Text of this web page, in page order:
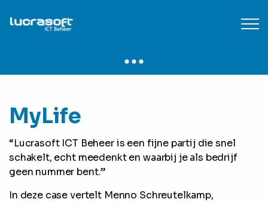
MyLife
“Lucrasoft ICT Beheer is een fijne partij die snel
schakelt, echt meedenkt en waarbij je als bedrijf
geen nummer bent.”
In deze case vertelt Menno Schreutelkamp,